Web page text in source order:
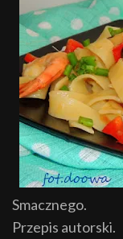
Smacznego.
Przepis autorski.